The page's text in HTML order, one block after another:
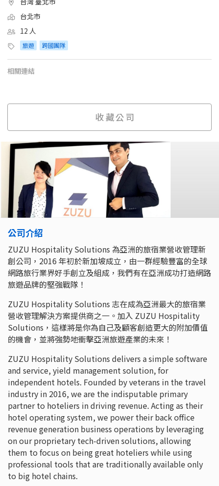
台北市
12 人
旅遊 跨國團隊
相關連結
收藏公司
公司介紹
ZUZU Hospitality Solutions 為亞洲的旅宿業營收管理新
創公司，2016 年初於新加坡成立，由一群經驗豐富的全球
網路旅行業界好手創立及組成，我們有在亞洲成功打造網路
旅遊品牌的堅強戰隊！
ZUZU Hospitality Solutions 志在成為亞洲最大的旅宿業
營收管理解決方案提供商之一。加入 ZUZU Hospitality
Solutions，這樣將是你為自己及顧客創造更大的附加價值
的機會，並將強勢地衝擊亞洲旅遊產業的未來！
ZUZU Hospitality Solutions delivers a simple software
and service, yield management solution, for
independent hotels. Founded by veterans in the travel
industry in 2016, we are the indisputable primary
partner to hoteliers in driving revenue. Acting as their
hotel operating system, we power their back office
revenue generation business operations by leveraging
on our proprietary tech-driven solutions, allowing
them to focus on being great hoteliers while using
professional tools that are traditionally available only
to big hotel chains.